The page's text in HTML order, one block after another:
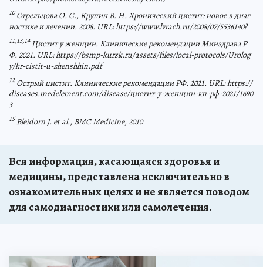
10Стрельцова О. С., Крупин В. Н. Хронический цистит: новое в диаг
ностике и лечении. 2008. URL: https://www.lvrach.ru/2008/07/5536140?
11,13,14Цистит у женщин. Клинические рекомендации Минздрава Р
Ф. 2021. URL: https://bsmp-kursk.ru/assets/files/local-protocols/Urolog
y/kr-cistit-u-zhenshhin.pdf
12Острый цистит. Клинические рекомендации РФ. 2021. URL: https://
diseases.medelement.com/disease/цистит-у-женщин-кп-рф-2021/1690
3
15 Bleidorn J. et al., BMC Medicine, 2010
Вся информация, касающаяся здоровья и
медицины, представлена исключительно в
ознакомительных целях и не является поводом
для самодиагностики или самолечения.